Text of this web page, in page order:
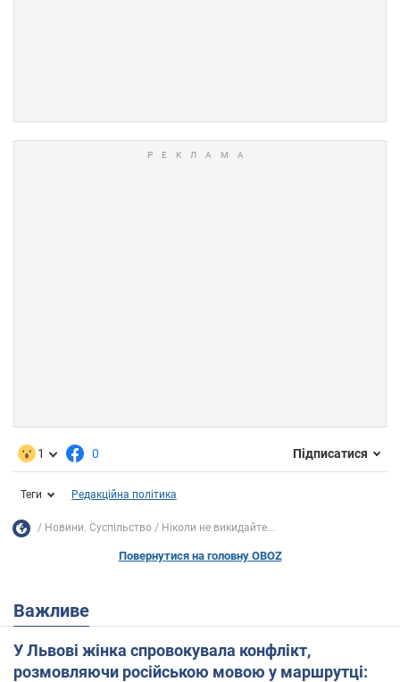
1 0 Підписатися
Теги Редакційна політика
Новини. Суспільство Ніколи не викидайте...
Повернутися на головну OBOZ
Важливе
У Львові жінка спровокувала конфлікт,
розмовляючи російською мовою у маршрутці: